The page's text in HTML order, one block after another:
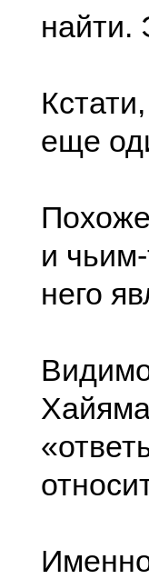
найти.
еще
и
него